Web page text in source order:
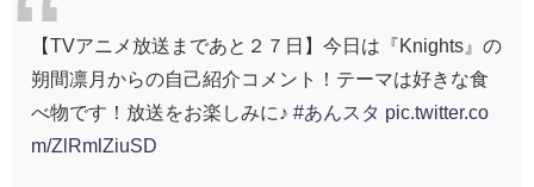
【TVアニメ放送まであと２７日】今日は『Knights』の
朔間凛月からの自己紹介コメント！テーマは好きな食
べ物です！放送をお楽しみに♪ #あんスタ pic.twitter.co
m/ZlRmlZiuSD